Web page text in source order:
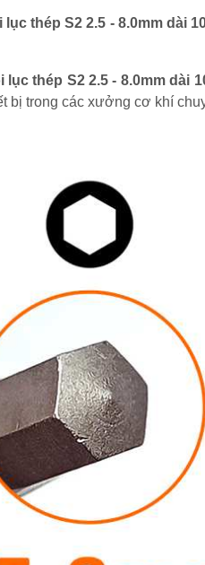
thép S2 2.5 - 8.0mm dài
thép S2 2.5 - 8.0mm dài
bị trong các xưởng cơ khí